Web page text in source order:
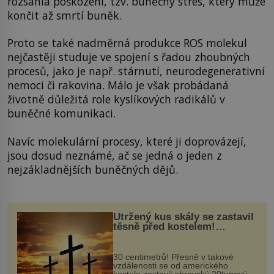
končit až smrtí buněk.
Proto se také nadměrná produkce ROS molekul
nejčastěji studuje ve spojení s řadou zhoubných
procesů, jako je např. stárnutí, neurodegenerativní
nemoci či rakovina. Málo je však probádaná
životně důležitá role kyslíkových radikálů v
buněčné komunikaci.
Navíc molekulární procesy, které ji doprovázejí,
jsou dosud neznámé, ač se jedná o jeden z
nejzákladnějších buněčných dějů.
Utržený kus skály se zastavil
těsně před kostelem!
Ochránila ho boží síla?
30 centimetrů! Přesně v takové
vzdálenosti se od amerického